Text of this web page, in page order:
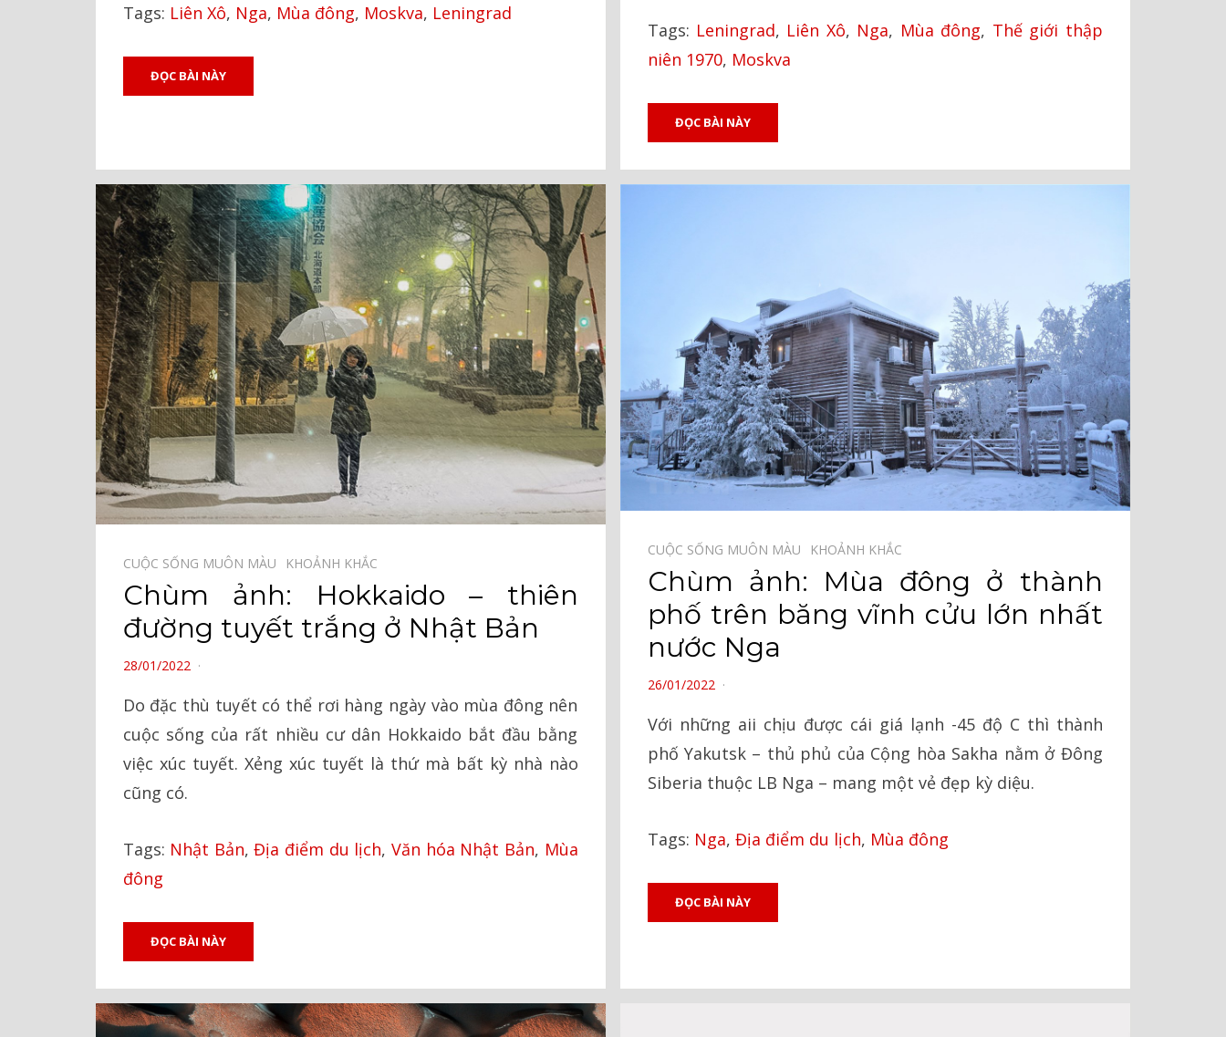
Tags: Liên Xô, Nga, Mùa đông, Moskva, Leningrad
ĐỌC BÀI NÀY
Tags: Leningrad, Liên Xô, Nga, Mùa đông, Thế giới thập
niên 1970, Moskva
ĐỌC BÀI NÀY
CUỘC SỐNG MUÔN MÀU⠀ KHOẢNH KHẮC⠀
Chùm ảnh: Hokkaido – thiên
đường tuyết trắng ở Nhật Bản
POSTED
28/01/2022
Do đặc thù tuyết có thể rơi hàng ngày vào mùa đông nên
cuộc sống của rất nhiều cư dân Hokkaido bắt đầu bằng
việc xúc tuyết. Xẻng xúc tuyết là thứ mà bất kỳ nhà nào
cũng có.
Tags: Nhật Bản,Địa điểm du lịch, Văn hóa Nhật Bản, Mùa
đông
ĐỌC BÀI NÀY
CUỘC SỐNG MUÔN MÀU⠀ KHOẢNH KHẮC⠀
Chùm ảnh: Mùa đông ở thành
phố trên băng vĩnh cửu lớn nhất
nước Nga
POSTED
26/01/2022
Với những aii chịu được cái giá lạnh -45 độ C thì thành
phố Yakutsk – thủ phủ của Cộng hòa Sakha nằm ở Đông
Siberia thuộc LB Nga – mang một vẻ đẹp kỳ diệu.
Tags: Nga, Địa điểm du lịch, Mùa đông
ĐỌC BÀI NÀY